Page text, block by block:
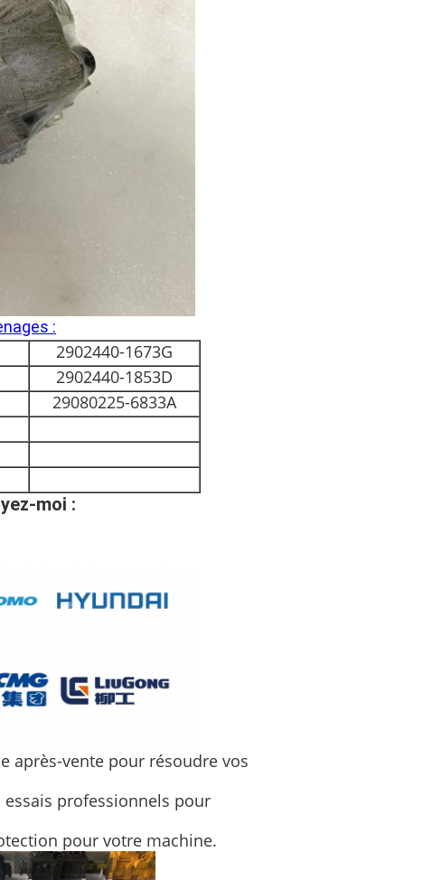
:
2902440-1673G
2902440-1853D
29080225-6833A
moi :
après-vente pour résoudre vos
professionnels pour
pour votre machine.